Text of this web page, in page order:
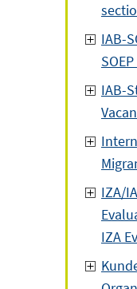
IAB-
IAB-
IZA/
IZA